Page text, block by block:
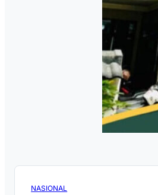
NASIONAL